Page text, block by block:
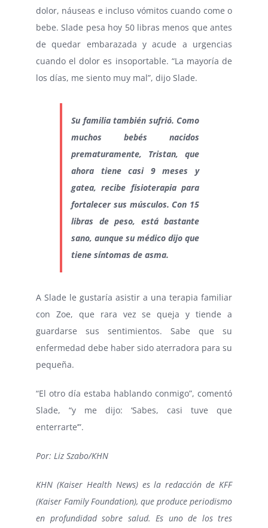
dolor, náuseas e incluso vómitos cuando come o
bebe. Slade pesa hoy 50 libras menos que antes
de quedar embarazada y acude a urgencias
cuando el dolor es insoportable. “La mayoría de
los días, me siento muy mal”, dijo Slade.
Su familia también sufrió. Como
muchos bebés nacidos
prematuramente, Tristan, que
ahora tiene casi 9 meses y
gatea, recibe fisioterapia para
fortalecer sus músculos. Con 15
libras de peso, está bastante
sano, aunque su médico dijo que
tiene síntomas de asma.
A Slade le gustaría asistir a una terapia familiar
con Zoe, que rara vez se queja y tiende a
guardarse sus sentimientos. Sabe que su
enfermedad debe haber sido aterradora para su
pequeña.
“El otro día estaba hablando conmigo”, comentó
Slade, “y me dijo: ‘Sabes, casi tuve que
enterrarte’”.
Por: Liz Szabo/KHN
KHN (Kaiser Health News) es la redacción de KFF
(Kaiser Family Foundation), que produce periodismo
en profundidad sobre salud. Es uno de los tres